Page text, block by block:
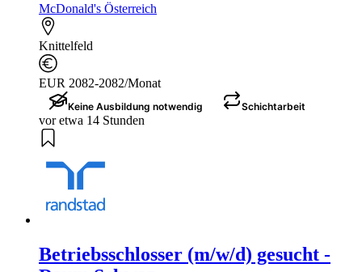
McDonald's Österreich
Knittelfeld
EUR 2082-2082/Monat
Keine Ausbildung notwendig Schichtarbeit
vor etwa 14 Stunden
Betriebsschlosser (m/w/d) gesucht -